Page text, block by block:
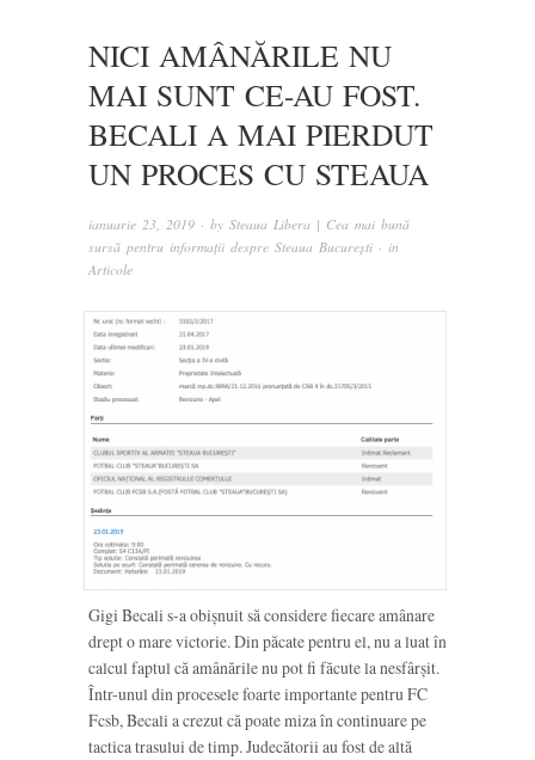
NICI AMÂNĂRILE NU
MAI SUNT CE-AU FOST.
BECALI A MAI PIERDUT
UN PROCES CU STEAUA
ianuarie 23, 2019 · by Steaua Libera | Cea mai bună
sursă pentru informații despre Steaua București · in
Articole
Gigi Becali s-a obișnuit să considere fiecare amânare
drept o mare victorie. Din păcate pentru el, nu a luat în
calcul faptul că amânările nu pot fi făcute la nesfârșit.
Într-unul din procesele foarte importante pentru FC
Fcsb, Becali a crezut că poate miza în continuare pe
tactica trasului de timp. Judecătorii au fost de altă